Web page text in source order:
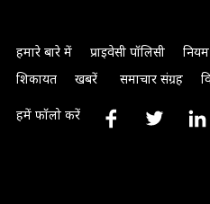
हमारे बारे में प्राइवेसी पॉलिसी नियम
शिकायत
खबरें समाचार संग्रह
हमें फॉलो करें